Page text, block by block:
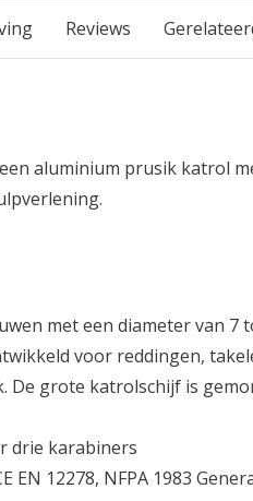
Reviews
een aluminium prusik katrol
met een diameter van 7
voor reddingen,
De grote katrolschijf is
drie karabiners
EN 12278, NFPA 1983